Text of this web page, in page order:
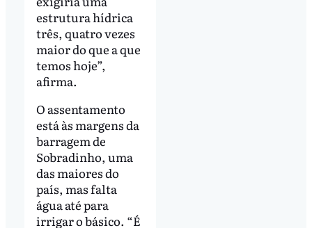
estrutura hídrica
três, quatro vezes
maior do que a que
temos hoje”,
afirma.
O assentamento
está às margens da
barragem de
Sobradinho, uma
das maiores do
país, mas falta
água até para
irrigar o básico. “É